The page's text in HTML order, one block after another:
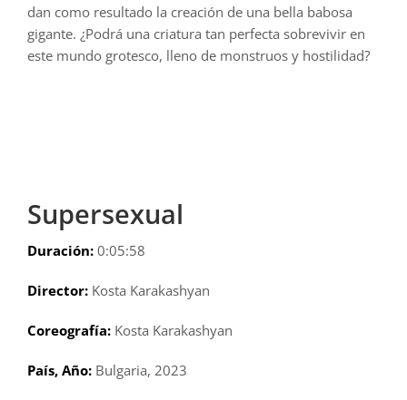
dan como resultado la creación de una bella babosa
gigante. ¿Podrá una criatura tan perfecta sobrevivir en
este mundo grotesco, lleno de monstruos y hostilidad?
Supersexual
Duración: 0:05:58
Director:Kosta Karakashyan
Coreografía:Kosta Karakashyan
País, Año:Bulgaria, 2023